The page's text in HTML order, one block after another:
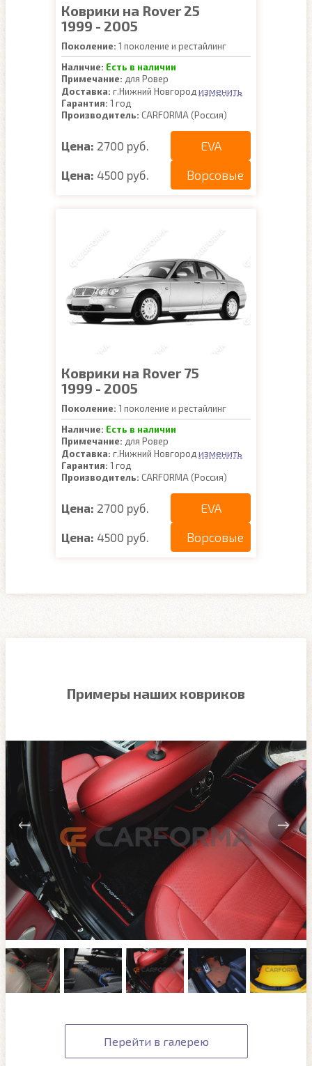
Коврики на Rover 25
1999 - 2005
Поколение: 1 поколение и рестайлинг
Наличие: Есть в наличии
Примечание: для Ровер
Доставка: г.Нижний Новгород изменить
Гарантия: 1 год
Производитель: CARFORMA (Россия)
Цена: 2700 руб. EVA
Цена: 4500 руб. Ворсовые
Коврики на Rover 75
1999 - 2005
Поколение: 1 поколение и рестайлинг
Наличие: Есть в наличии
Примечание: для Ровер
Доставка: г.Нижний Новгород изменить
Гарантия: 1 год
Производитель: CARFORMA (Россия)
Цена: 2700 руб. EVA
Цена: 4500 руб. Ворсовые
Примеры наших ковриков
Перейти в галерею